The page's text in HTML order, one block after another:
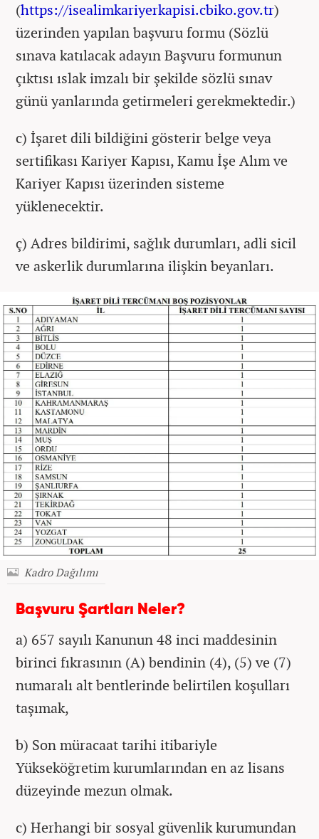
(https://isealimkariyerkapisi.cbiko.gov.tr)
üzerinden yapılan başvuru formu (Sözlü
sınava katılacak adayın Başvuru formunun
çıktısı ıslak imzalı bir şekilde sözlü sınav
günü yanlarında getirmeleri gerekmektedir.)
c) İşaret dili bildiğini gösterir belge veya
sertifikası Kariyer Kapısı, Kamu İşe Alım ve
Kariyer Kapısı üzerinden sisteme
yüklenecektir.
ç) Adres bildirimi, sağlık durumları, adli sicil
ve askerlik durumlarına ilişkin beyanları.
Kadro Dağılımı
Başvuru Şartları Neler?
a) 657 sayılı Kanunun 48 inci maddesinin
birinci fıkrasının (A) bendinin (4), (5) ve (7)
numaralı alt bentlerinde belirtilen koşulları
taşımak,
b) Son müracaat tarihi itibariyle
Yükseköğretim kurumlarından en az lisans
düzeyinde mezun olmak.
c) Herhangi bir sosyal güvenlik kurumundan